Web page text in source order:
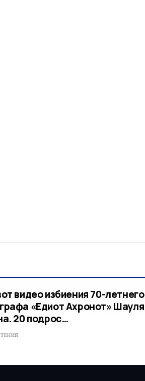
видео избиения 70-летнего
«Едиот Ахронот» Шауля
20 подрос…